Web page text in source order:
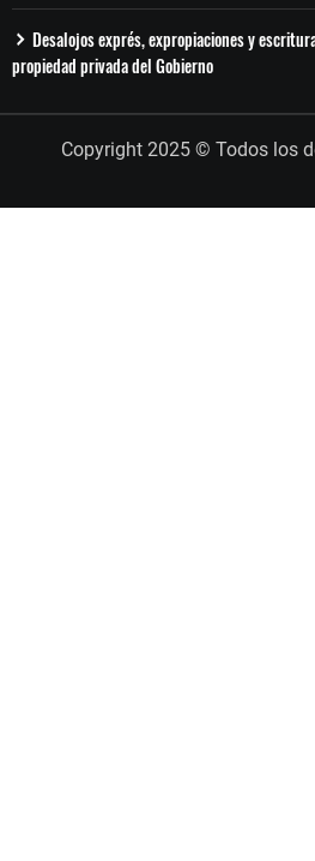
Desalojos exprés, expropiaciones y
propiedad privada del Gobierno
Copyright 2025 © Todos los